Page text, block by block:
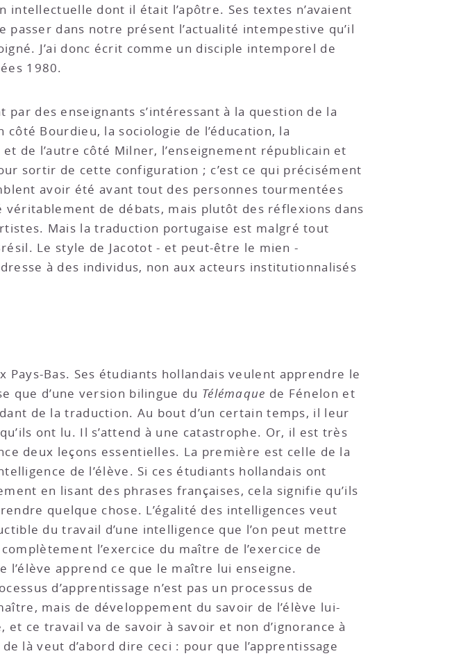
intellectuelle dont il était l’apôtre. Ses textes n’avaient
dans notre présent l’actualité intempestive qu’il
J’ai donc écrit comme un disciple intemporel de
1980.
par des enseignants s’intéressant à la question de la
Bourdieu, la sociologie de l’éducation, la
de l’autre côté Milner, l’enseignement républicain et
sortir de cette configuration ; c’est ce qui précisément
avoir été avant tout des personnes tourmentées
véritablement de débats, mais plutôt des réflexions dans
Mais la traduction portugaise est malgré tout
Le style de Jacotot - et peut-être le mien -
à des individus, non aux acteurs institutionnalisés
Bas. Ses étudiants hollandais veulent apprendre le
que d’une version bilingue du Télémaque de Fénelon et
de la traduction. Au bout d’un certain temps, il leur
ont lu. Il s’attend à une catastrophe. Or, il est très
deux leçons essentielles. La première est celle de la
de l’élève. Si ces étudiants hollandais ont
en lisant des phrases françaises, cela signifie qu’ils
quelque chose. L’égalité des intelligences veut
du travail d’une intelligence que l’on peut mettre
l’exercice du maître de l’exercice de
l’élève apprend ce que le maître lui enseigne.
d’apprentissage n’est pas un processus de
mais de développement du savoir de l’élève lui-
ce travail va de savoir à savoir et non d’ignorance à
là veut d’abord dire ceci : pour que l’apprentissage